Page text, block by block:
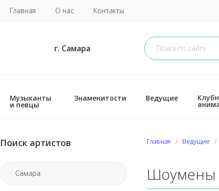
Главная О нас Контакты
г. Самара
Музыканты
и певцы
Знаменитости Ведущие
Поиск артистов
Самара
Главная Ведущие
Шоумены